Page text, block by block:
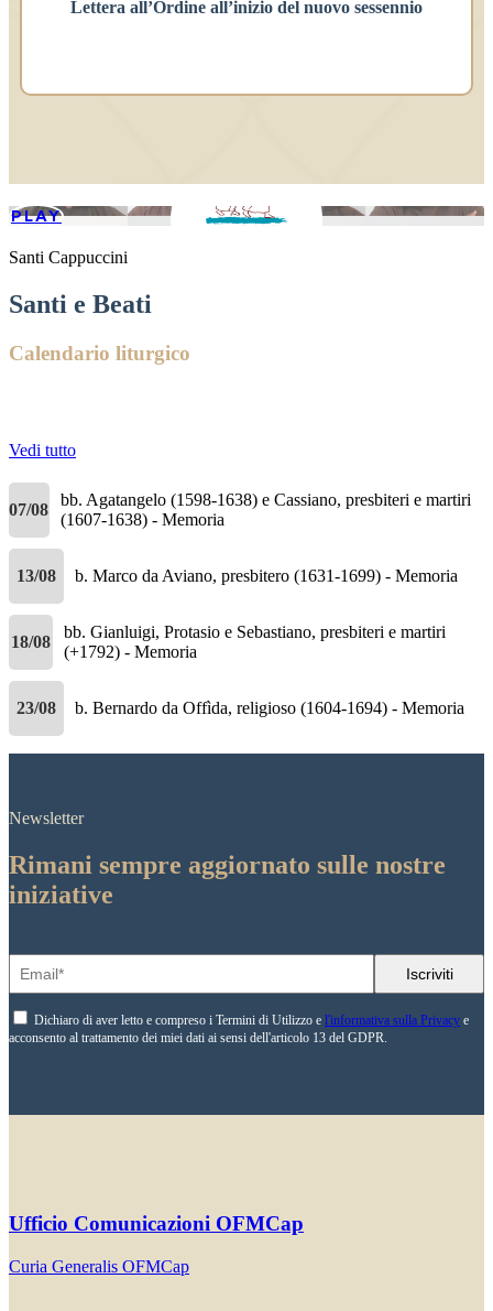
Lettera all’Ordine all’inizio del nuovo sessennio
PLAY
Santi Cappuccini
Santi e Beati
Calendario liturgico
Vedi tutto
07/08
bb. Agatangelo (1598-1638) e Cassiano, presbiteri e martiri
(1607-1638) - Memoria
13/08 b. Marco da Aviano, presbitero (1631-1699) - Memoria
18/08
bb. Gianluigi, Protasio e Sebastiano, presbiteri e martiri
(+1792) - Memoria
23/08 b. Bernardo da Offìda, religioso (1604-1694) - Memoria
Newsletter
Rimani sempre aggiornato sulle nostre
iniziative
Dichiaro di aver letto e compreso i Termini di Utilizzo e l'informativa sulla Privacy e
acconsento al trattamento dei miei dati ai sensi dell'articolo 13 del GDPR.
Ufficio Comunicazioni OFMCap
Curia Generalis OFMCap